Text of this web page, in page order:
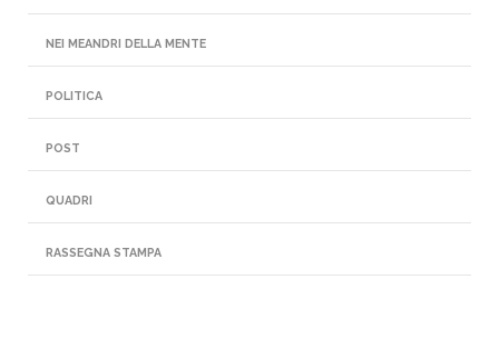
NEI MEANDRI DELLA MENTE
POLITICA
POST
QUADRI
RASSEGNA STAMPA